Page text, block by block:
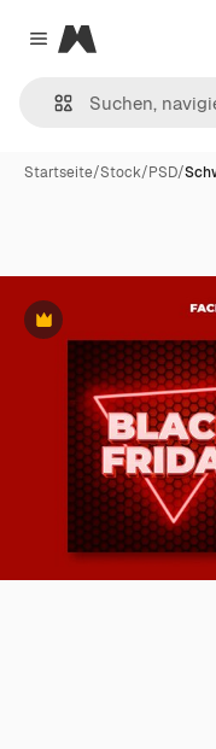
Close menu
Magnific
Startseite/Stock/PSD/
Premium